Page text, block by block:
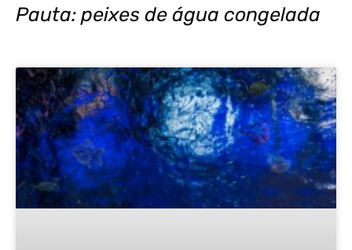
Pauta: peixes de água congelada